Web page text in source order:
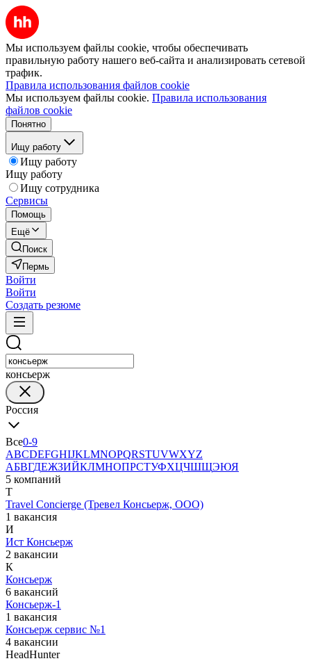
Мы используем файлы cookie, чтобы обеспечивать
правильную работу нашего веб-сайта и анализировать сетевой
трафик.
Правила использования файлов cookie
Мы используем файлы cookie. Правила использования
файлов cookie
Понятно
Ищу работу
Ищу работу
Ищу работу
Ищу сотрудника
Сервисы
Помощь
Ещё
Поиск
Пермь
Войти
Войти
Создать резюме
консьерж
Россия
Все0-9
ABCDEFGHIJKLMNOPQRSTUVWXYZ
АБВГДЕЖЗИЙКЛМНОПРСТУФХЦЧШЩЭЮЯ
5 компаний
T
Travel Concierge (Тревел Консьерж, ООО)
1 вакансия
И
Ист Консьерж
2 вакансии
К
Консьерж
6 вакансий
Консьерж-1
1 вакансия
Консьерж сервис №1
4 вакансии
HeadHunter